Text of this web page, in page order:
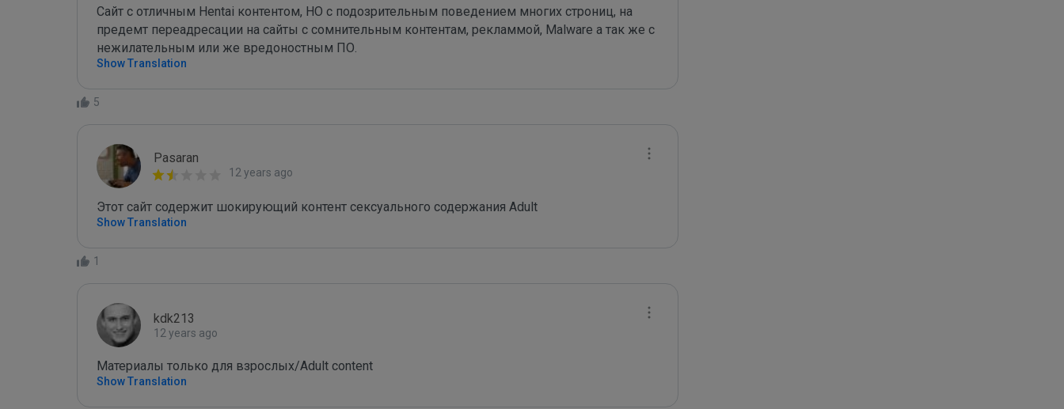
Сайт с отличным Hentai контентом, НО с подозрительным поведением многих строниц, на
предемт переадресации на сайты с сомнительным контентам, рекламмой, Malware а так же с
нежилательным или же вредоностным ПО.
Show Translation
5
Pasaran
12 years ago
Этот сайт содержит шокирующий контент сексуального содержания Adult
Show Translation
1
kdk213
12 years ago
Материалы только для взрослых/Adult content
Show Translation